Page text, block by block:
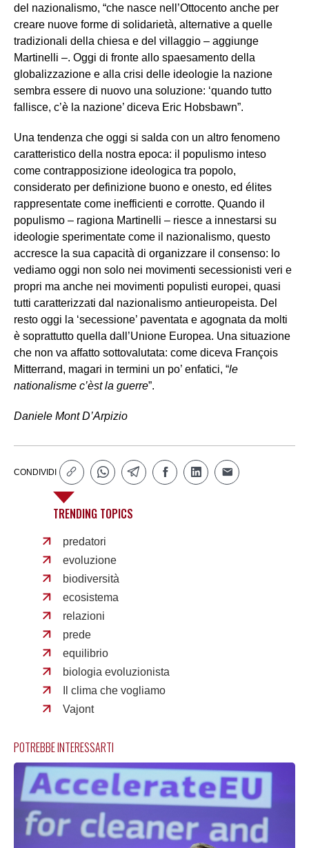
del nazionalismo, “che nasce nell’Ottocento anche per
creare nuove forme di solidarietà, alternative a quelle
tradizionali della chiesa e del villaggio – aggiunge
Martinelli –. Oggi di fronte allo spaesamento della
globalizzazione e alla crisi delle ideologie la nazione
sembra essere di nuovo una soluzione: ‘quando tutto
fallisce, c’è la nazione’ diceva Eric Hobsbawn”.
Una tendenza che oggi si salda con un altro fenomeno
caratteristico della nostra epoca: il populismo inteso
come contrapposizione ideologica tra popolo,
considerato per definizione buono e onesto, ed élites
rappresentate come inefficienti e corrotte. Quando il
populismo – ragiona Martinelli – riesce a innestarsi su
ideologie sperimentate come il nazionalismo, questo
accresce la sua capacità di organizzare il consenso: lo
vediamo oggi non solo nei movimenti secessionisti veri e
propri ma anche nei movimenti populisti europei, quasi
tutti caratterizzati dal nazionalismo antieuropeista. Del
resto oggi la ‘secessione’ paventata e agognata da molti
è soprattutto quella dall’Unione Europea. Una situazione
che non va affatto sottovalutata: come diceva François
Mitterrand, magari in termini un po’ enfatici, “le
nationalisme c’èst la guerre”.
Daniele Mont D’Arpizio
CONDIVIDI
TRENDING TOPICS
predatori
evoluzione
biodiversità
ecosistema
relazioni
prede
equilibrio
biologia evoluzionista
Il clima che vogliamo
Vajont
POTREBBE INTERESSARTI